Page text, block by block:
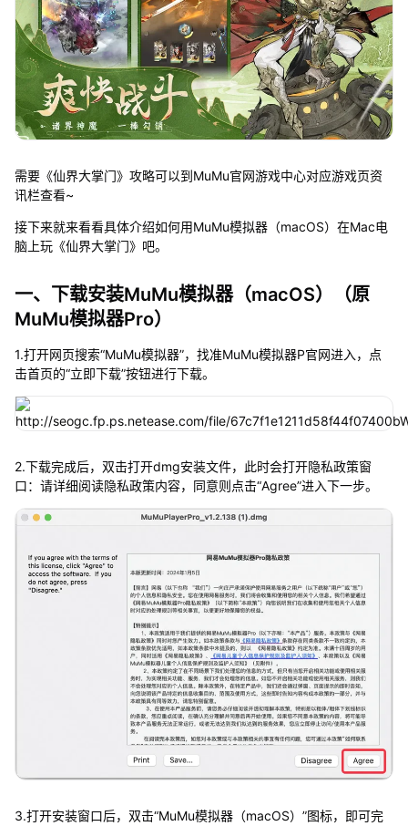
需要《仙界大掌门》攻略可以到MuMu官网游戏中心对应游戏页资
讯栏查看~
接下来就来看看具体介绍如何用MuMu模拟器（macOS）在Mac电
脑上玩《仙界大掌门》吧。
一、下载安装MuMu模拟器（macOS）（原
MuMu模拟器Pro）
1.打开网页搜索“MuMu模拟器”，找准MuMu模拟器P官网进入，点
击首页的“立即下载”按钮进行下载。
2.下载完成后，双击打开dmg安装文件，此时会打开隐私政策窗
口：请详细阅读隐私政策内容，同意则点击“Agree”进入下一步。
3.打开安装窗口后，双击“MuMu模拟器（macOS）”图标，即可完